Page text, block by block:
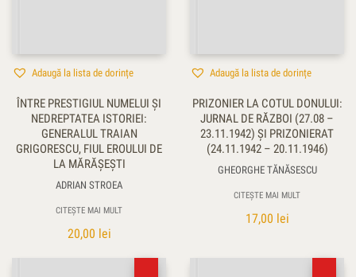
Adaugă la lista de dorințe
ÎNTRE PRESTIGIUL NUMELUI ŞI
NEDREPTATEA ISTORIEI:
GENERALUL TRAIAN
GRIGORESCU, FIUL EROULUI DE
LA MĂRĂŞEŞTI
ADRIAN STROEA
CITEȘTE MAI MULT
20,00 lei
Adaugă la lista de dorințe
PRIZONIER LA COTUL DONULUI:
JURNAL DE RĂZBOI (27.08 –
23.11.1942) ŞI PRIZONIERAT
(24.11.1942 – 20.11.1946)
GHEORGHE TĂNĂSESCU
CITEȘTE MAI MULT
17,00 lei